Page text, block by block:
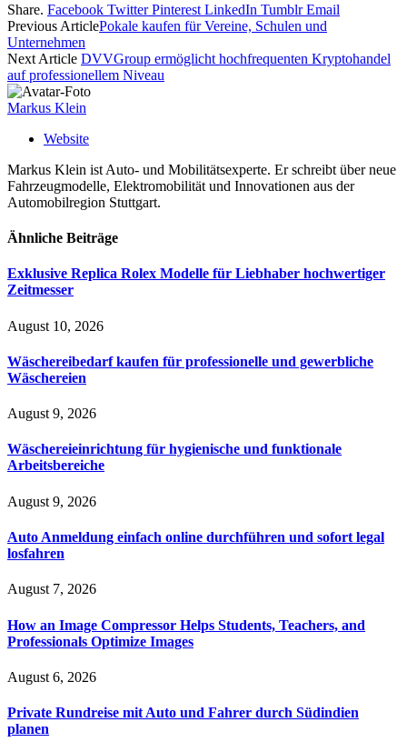
Share. Facebook Twitter Pinterest LinkedIn Tumblr Email
Previous ArticlePokale kaufen für Vereine, Schulen und
Unternehmen
Next Article DVVGroup ermöglicht hochfrequenten Kryptohandel
auf professionellem Niveau
Markus Klein
Website
Markus Klein ist Auto- und Mobilitätsexperte. Er schreibt über neue
Fahrzeugmodelle, Elektromobilität und Innovationen aus der
Automobilregion Stuttgart.
Ähnliche Beiträge
Exklusive Replica Rolex Modelle für Liebhaber hochwertiger
Zeitmesser
August 10, 2026
Wäschereibedarf kaufen für professionelle und gewerbliche
Wäschereien
August 9, 2026
Wäschereieinrichtung für hygienische und funktionale
Arbeitsbereiche
August 9, 2026
Auto Anmeldung einfach online durchführen und sofort legal
losfahren
August 7, 2026
How an Image Compressor Helps Students, Teachers, and
Professionals Optimize Images
August 6, 2026
Private Rundreise mit Auto und Fahrer durch Südindien
planen